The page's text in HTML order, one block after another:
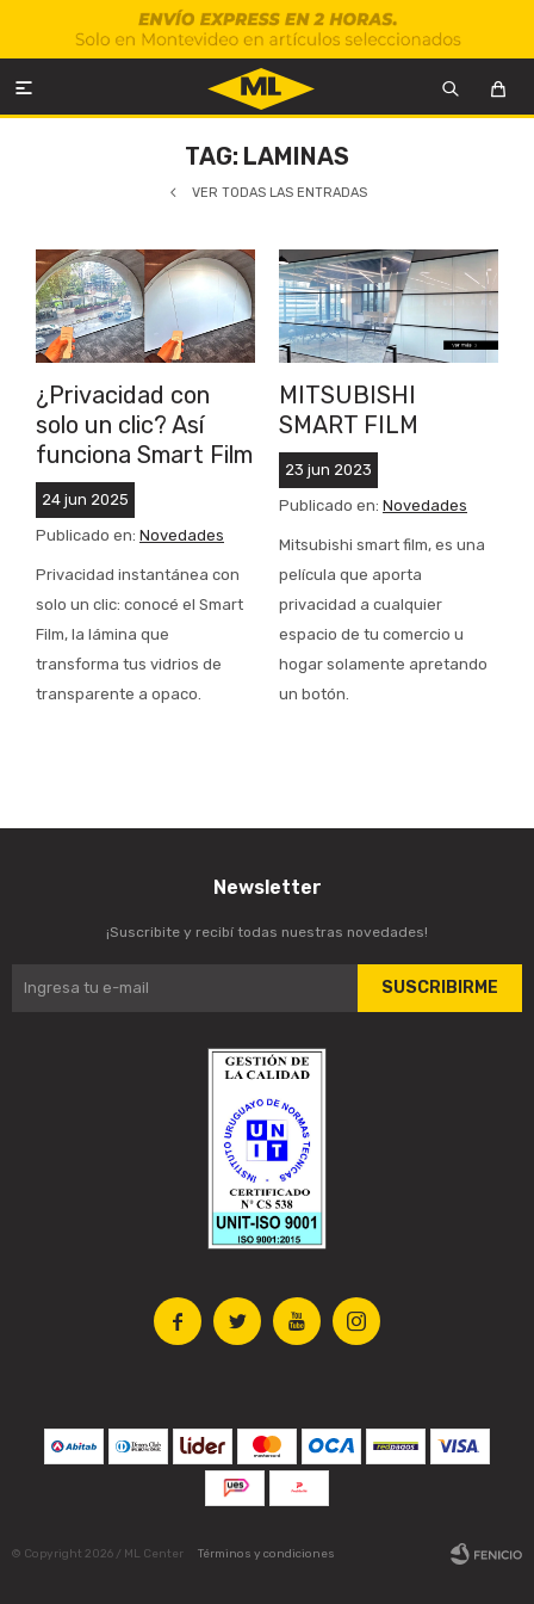

TAG: LAMINAS
VER TODAS LAS ENTRADAS
¿Privacidad con
solo un clic? Así
funciona Smart Film
24 jun 2025
Publicado en: Novedades
Privacidad instantánea con
solo un clic: conocé el Smart
Film, la lámina que
transforma tus vidrios de
transparente a opaco.
MITSUBISHI
SMART FILM
23 jun 2023
Publicado en: Novedades
Mitsubishi smart film, es una
película que aporta
privacidad a cualquier
espacio de tu comercio u
hogar solamente apretando
un botón.
   
Newsletter
¡Suscribite y recibí todas nuestras novedades!
SUSCRIBIRME
© Copyright 2026 / ML Center Términos y condiciones